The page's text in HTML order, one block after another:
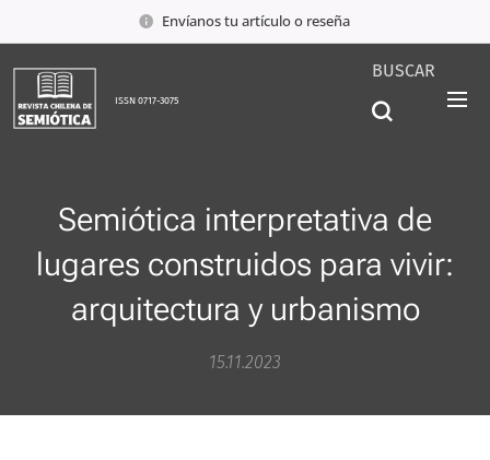
Envíanos tu artículo o reseña
ISSN 0717-3075
BUSCAR
Semiótica interpretativa de
lugares construidos para vivir:
arquitectura y urbanismo
15.11.2023